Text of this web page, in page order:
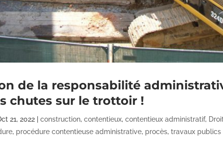
de la responsabilité
chutes sur le trottoir !
21, 2022 |construction,contentieux,contentieux administratif,
, procédure contentieuse administrative, procès,travaux publics